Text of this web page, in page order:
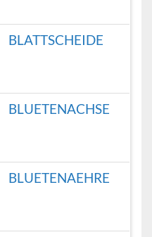
BLATTSCHEIDE
BLUETENACHSE
BLUETENAEHRE